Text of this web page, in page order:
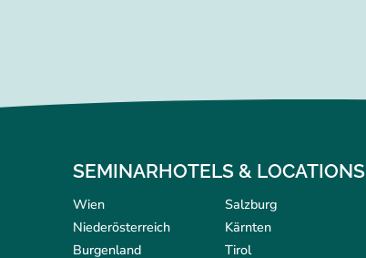
SEMINARHOTELS & LOCATIONS
Wien
Niederösterreich
Burgenland
Salzburg
Kärnten
Tirol